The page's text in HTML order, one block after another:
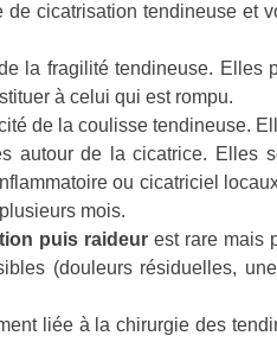
de cicatrisation tendineuse et
la fragilité tendineuse. Elles
à celui qui est rompu.
de la coulisse tendineuse.
autour de la cicatrice. Elles
ou cicatriciel
mois.
puis raideur est rare mais
(douleurs résiduelles,
liée à la chirurgie des